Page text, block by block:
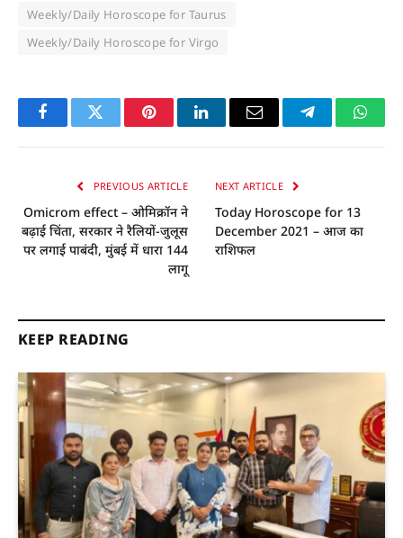
Weekly/Daily Horoscope for Taurus
Weekly/Daily Horoscope for Virgo
FacebookTwitter PinterestLinkedInEmail Telegram
PREVIOUS ARTICLE
Omicrom effect – ओमिक्रॉन ने
बढ़ाई चिंता, सरकार ने रैलियों-जुलूस
पर लगाई पाबंदी, मुंबई में धारा 144
लागू
NEXT ARTICLE
Today Horoscope for 13
December 2021 – आज का
राशिफल
KEEP READING